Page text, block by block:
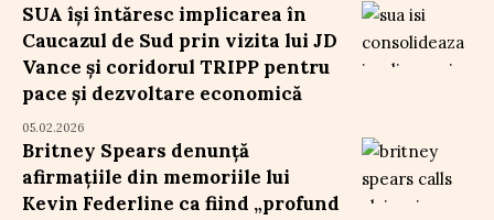
SUA își întăresc implicarea în
Caucazul de Sud prin vizita lui JD
Vance și coridorul TRIPP pentru
pace și dezvoltare economică
05.02.2026
Britney Spears denunță
afirmațiile din memoriile lui
Kevin Federline ca fiind „profund